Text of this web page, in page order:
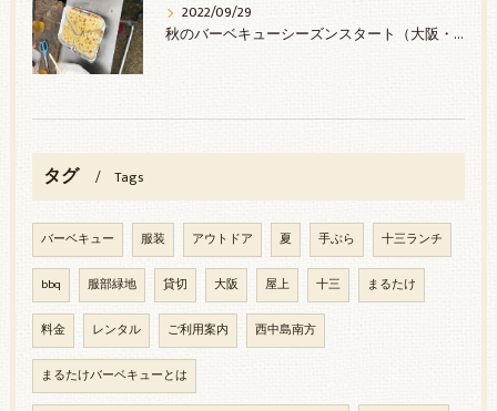
2022/09/29
秋のバーベキューシーズンスタート（大阪・西中島）
タグ Tags
バーベキュー 服装 アウトドア 夏 手ぶら 十三ランチ
bbq 服部緑地 貸切 大阪 屋上 十三 まるたけ
料金 レンタル ご利用案内 西中島南方
まるたけバーベキューとは